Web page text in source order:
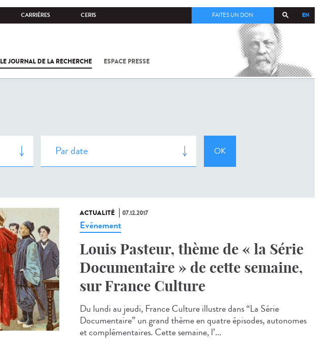
CARRIÈRES CERIS EN
FAITES UN DON
LE JOURNAL DE LA RECHERCHE ESPACE PRESSE
COV-2 /
ACTUALITÉ 07.12.2017
Evénement
Louis Pasteur, thème de « la Série
Documentaire » de cette semaine,
sur France Culture
Du lundi au jeudi, France Culture illustre dans “La Série
Documentaire” un grand thème en quatre épisodes, autonomes
et complémentaires. Cette semaine, l’...